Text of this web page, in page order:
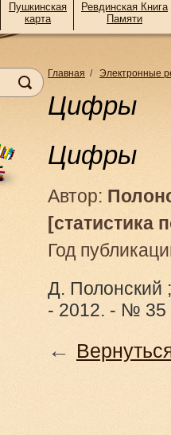
Пушкинская
карта
Ревдинская Книга
Памяти
Главная / Электронные
Цифры
Цифры
Автор:
[статистика
Год
Д. Полонский
- 2012. - № 35
←